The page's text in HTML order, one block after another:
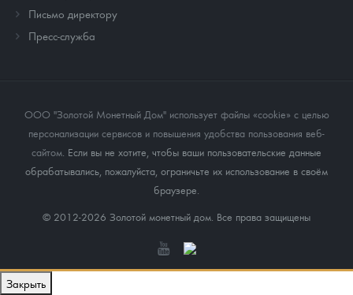
Письмо директору
Пресс-служба
ООО "Золотой Монетный Дом" использует файлы «cookie» с целью
персонализации сервисов и повышения удобства пользования веб-
сайтом. Если вы не хотите, чтобы ваши пользовательские данные
обрабатывались, пожалуйста, ограничьте их использование в своём
браузере.
© 2012-2026 Золотой монетный дом. Все права защищены
Закрыть